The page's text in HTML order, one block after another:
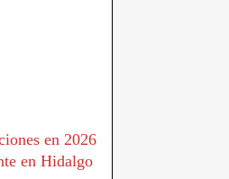
en 2026
en Hidalgo